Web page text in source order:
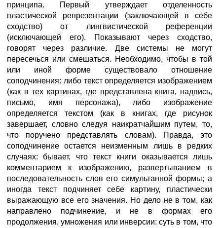
принципа. Первый утверждает отделенность
пластической репрезентации (заключающей в себе
сходство) от лингвистической референции
(исключающей его). Показывают через сходство,
говорят через различие. Две системы не могут
пересечься или смешаться. Необходимо, чтобы в той
или иной форме существовало отношение
соподчинения: либо текст определяется изображением
(как в тех картинах, где представлена книга, надпись,
письмо, имя персонажа), либо изображение
определяется текстом (как в книгах, где рисунок
завершает, словно следуя наикратчайшим путем, то,
что поручено представлять словам). Правда, это
соподчинение остается неизменным лишь в редких
случаях: бывает, что текст книги оказывается лишь
комментарием к изображению, развертыванием в
последовательность слов его симультанной формы; а
иногда текст подчиняет себе картину, пластически
выражающую все его значения. Но дело не в том, как
направлено подчинение, и не в формах его
продолжения, умножения или инверсии: суть в том, что